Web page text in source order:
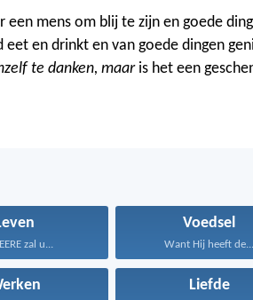
een mens om blij te zijn en goede
en drinkt en van goede dingen
te danken, maaris het een
zal u...
Voedsel
Want Hij heeft de...
Liefde